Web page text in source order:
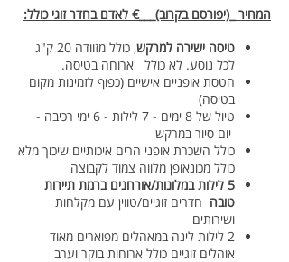
המחיר _(יפורסם בקרוב)___€ לאדם בחדר זוגי כולל:
טיסה ישירה למרקש
, כולל מזוודה 20 ק"ג
לכל נוסע. לא כולל ארוחה בטיסה.
הטסת אופניים אישיים (כפוף לזמינות מקום
בטיסה)
טיול של 8 ימים - 7 לילות - 6 ימי רכיבה -
יום סיור במרקש
כולל השכרת אופני הרים איכותיים שיכוך מלא
כולל מכונאופן מלווה צמוד לקבוצה
5 לילות במלונות/אורחנים ברמת תיירות
טובה חדרים זוגיים/טווין עם מקלחות
ושירותים
2 לילות לינה במאהלים מפוארים מאוד
אוהלים זוגיים כולל ארוחות בוקר וערב